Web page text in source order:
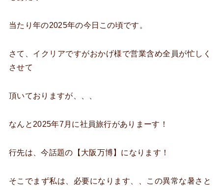
当たり年の2025年の今日この頃です。
さて、イクリアですがおかげ様で営業含め全員が忙しく
させて
頂いておりますが、、、
なんと2025年7月に社員旅行がありまーす！
行先は、今話題の【大阪万博】になります！
そこでまず私は、必要になります、、この異常な暑さと